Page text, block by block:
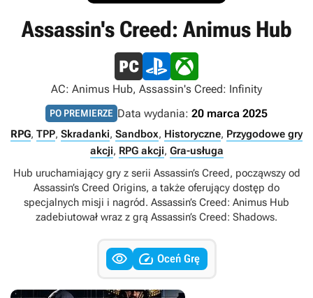
Assassin's Creed: Animus Hub
AC: Animus Hub, Assassin's Creed: Infinity
PO PREMIERZE Data wydania: 20 marca 2025
RPG, TPP, Skradanki, Sandbox, Historyczne, Przygodowe gry
akcji, RPG akcji, Gra-usługa
Hub uruchamiający gry z serii Assassin’s Creed, począwszy od
Assassin’s Creed Origins, a także oferujący dostęp do
specjalnych misji i nagród. Assassin’s Creed: Animus Hub
zadebiutował wraz z grą Assassin’s Creed: Shadows.
  Oceń Grę